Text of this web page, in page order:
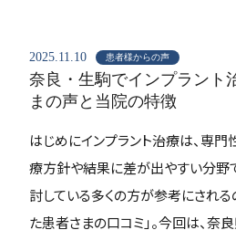
2025.11.10 患者様からの声
奈良・生駒でインプラント
まの声と当院の特徴
はじめにインプラント治療は、専
療方針や結果に差が出やすい分野
討している多くの方が参考にされ
た患者さまの口コミ」。今回は、奈